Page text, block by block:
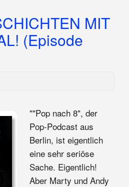
MIT
(Episode
""Pop nach 8", der
Pop-Podcast aus
Berlin, ist eigentlich
eine sehr seriöse
Sache. Eigentlich!
Aber Marty und Andy